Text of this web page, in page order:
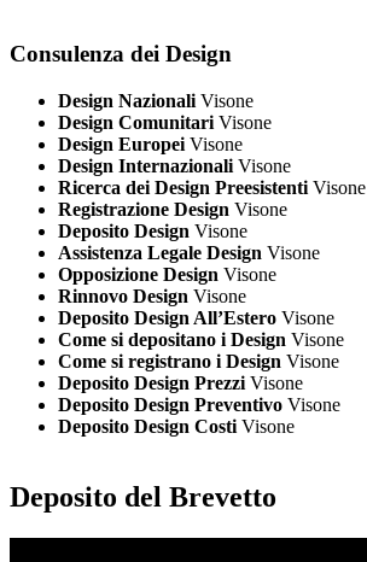
Consulenza dei Design
Design Nazionali Visone
Design Comunitari Visone
Design Europei Visone
Design Internazionali Visone
Ricerca dei Design Preesistenti Visone
Registrazione Design Visone
Deposito Design Visone
Assistenza Legale Design Visone
Opposizione Design Visone
Rinnovo Design Visone
Deposito Design All’Estero Visone
Come si depositano i Design Visone
Come si registrano i Design Visone
Deposito Design Prezzi Visone
Deposito Design Preventivo Visone
Deposito Design Costi Visone
Deposito del Brevetto